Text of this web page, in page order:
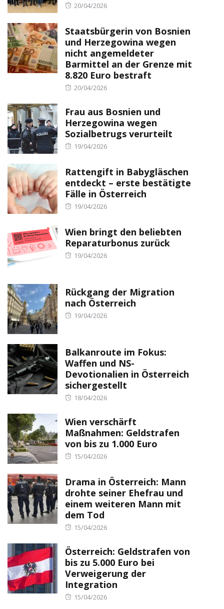
Posted
20/04/2026
Staatsbürgerin von Bosnien
und Herzegowina wegen
nicht angemeldeter
Barmittel an der Grenze mit
8.820 Euro bestraft
Posted
20/04/2026
Frau aus Bosnien und
Herzegowina wegen
Sozialbetrugs verurteilt
Posted
19/04/2026
Rattengift in Babygläschen
entdeckt – erste bestätigte
Fälle in Österreich
Posted
19/04/2026
Wien bringt den beliebten
Reparaturbonus zurück
Posted
19/04/2026
Rückgang der Migration
nach Österreich
Posted
19/04/2026
Balkanroute im Fokus:
Waffen und NS-
Devotionalien in Österreich
sichergestellt
Posted
18/04/2026
Wien verschärft
Maßnahmen: Geldstrafen
von bis zu 1.000 Euro
Posted
15/04/2026
Drama in Österreich: Mann
drohte seiner Ehefrau und
einem weiteren Mann mit
dem Tod
Posted
15/04/2026
Österreich: Geldstrafen von
bis zu 5.000 Euro bei
Verweigerung der
Integration
Posted
15/04/2026